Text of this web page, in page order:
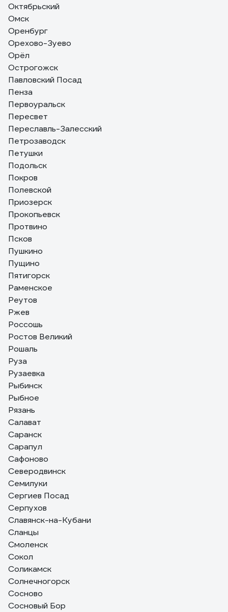
Октябрьский
Омск
Оренбург
Орехово-Зуево
Орёл
Острогожск
Павловский Посад
Пенза
Первоуральск
Пересвет
Переславль-Залесский
Петрозаводск
Петушки
Подольск
Покров
Полевской
Приозерск
Прокопьевск
Протвино
Псков
Пушкино
Пущино
Пятигорск
Раменское
Реутов
Ржев
Россошь
Ростов Великий
Рошаль
Руза
Рузаевка
Рыбинск
Рыбное
Рязань
Салават
Саранск
Сарапул
Сафоново
Северодвинск
Семилуки
Сергиев Посад
Серпухов
Славянск-на-Кубани
Сланцы
Смоленск
Сокол
Соликамск
Солнечногорск
Сосново
Сосновый Бор